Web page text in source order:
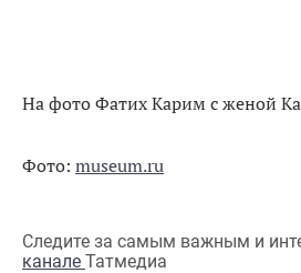
На фото Фатих Карим с женой
Фото: museum.ru
Следите за самым важным и
канале Татмедиа